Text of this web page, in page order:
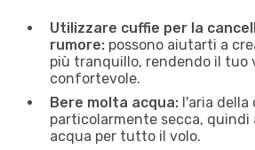
Utilizzare cuffie per la
rumore: possono aiutarti a
più tranquillo, rendendo il tuo
confortevole.
Bere molta acqua: l'aria della
particolarmente secca, quindi
acqua per tutto il volo.